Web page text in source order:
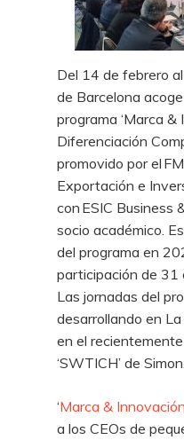
Del 14 de febrero
de Barcelona
programa ‘Marca &
Diferenciación
promovido por el
Exportación e
con ESIC Business
socio académico.
del programa en
participación de 31
Las jornadas del
desarrollando en
en el
‘SWTICH’ de Simon.
‘Marca & Innovación
a los CEOs de